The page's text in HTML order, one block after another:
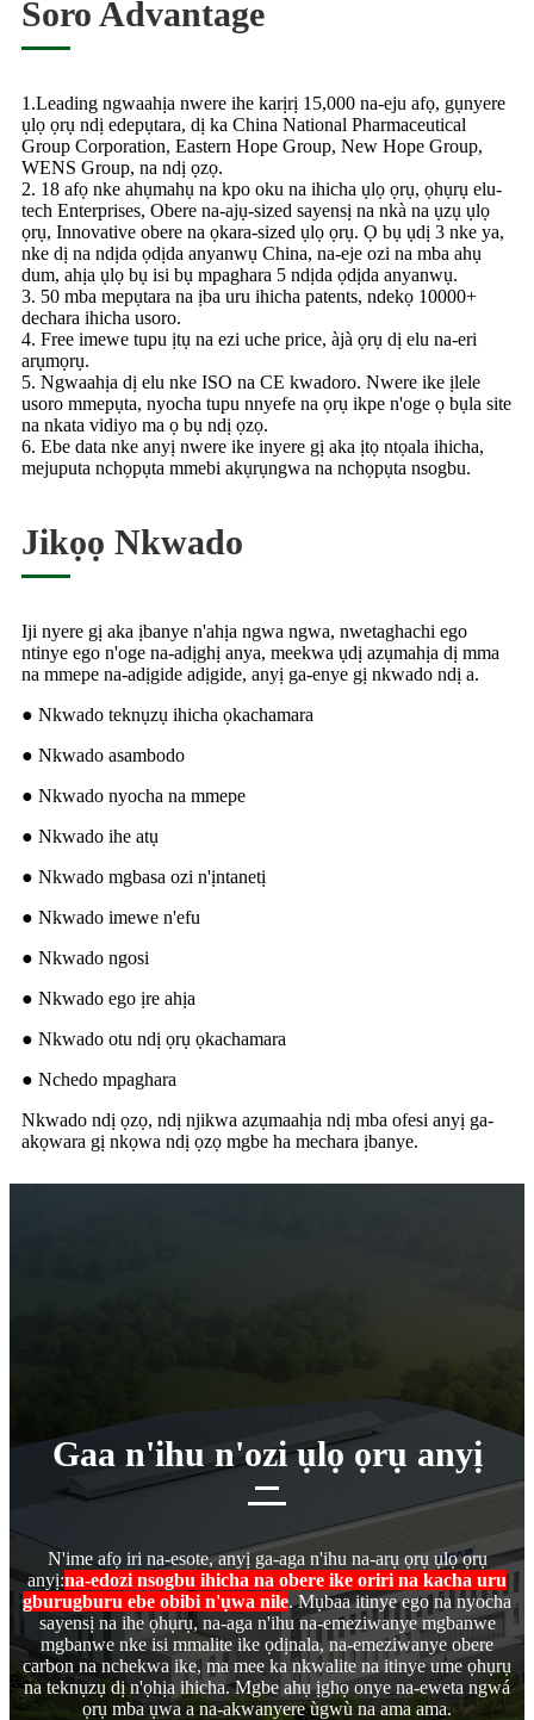
Soro Advantage
1.Leading ngwaahịa nwere ihe karịrị 15,000 na-eju afọ, gụnyere
ụlọ ọrụ ndị edepụtara, dị ka China National Pharmaceutical
Group Corporation, Eastern Hope Group, New Hope Group,
WENS Group, na ndị ọzọ.
2. 18 afọ nke ahụmahụ na kpo oku na ihicha ụlọ ọrụ, ọhụrụ elu-
tech Enterprises, Obere na-ajụ-sized sayensị na nkà na ụzụ ụlọ
ọrụ, Innovative obere na ọkara-sized ụlọ ọrụ. Ọ bụ ụdị 3 nke ya,
nke dị na ndịda ọdịda anyanwụ China, na-eje ozi na mba ahụ
dum, ahịa ụlọ bụ isi bụ mpaghara 5 ndịda ọdịda anyanwụ.
3. 50 mba mepụtara na ịba uru ihicha patents, ndekọ 10000+
dechara ihicha usoro.
4. Free imewe tupu ịtụ na ezi uche price, àjà ọrụ dị elu na-eri
arụmọrụ.
5. Ngwaahịa dị elu nke ISO na CE kwadoro. Nwere ike ịlele
usoro mmepụta, nyocha tupu nnyefe na ọrụ ikpe n'oge ọ bụla site
na nkata vidiyo ma ọ bụ ndị ọzọ.
6. Ebe data nke anyị nwere ike inyere gị aka ịtọ ntọala ihicha,
mejuputa nchọpụta mmebi akụrụngwa na nchọpụta nsogbu.
Jikọọ Nkwado
Iji nyere gị aka ịbanye n'ahịa ngwa ngwa, nwetaghachi ego
ntinye ego n'oge na-adịghị anya, meekwa ụdị azụmahịa dị mma
na mmepe na-adịgide adịgide, anyị ga-enye gị nkwado ndị a.
● Nkwado teknụzụ ihicha ọkachamara
● Nkwado asambodo
● Nkwado nyocha na mmepe
● Nkwado ihe atụ
● Nkwado mgbasa ozi n'ịntanetị
● Nkwado imewe n'efu
● Nkwado ngosi
● Nkwado ego ịre ahịa
● Nkwado otu ndị ọrụ ọkachamara
● Nchedo mpaghara
Nkwado ndị ọzọ, ndị njikwa azụmaahịa ndị mba ofesi anyị ga-
akọwara gị nkọwa ndị ọzọ mgbe ha mechara ịbanye.
Gaa n'ihu n'ozi ụlọ ọrụ anyị
N'ime afọ iri na-esote, anyị ga-aga n'ihu na-arụ ọrụ ụlọ ọrụ
anyị:na-edozi nsogbu ihicha na obere ike oriri na kacha uru
gburugburu ebe obibi n'ụwa nile. Mụbaa itinye ego na nyocha
sayensị na ihe ọhụrụ, na-aga n'ihu na-emeziwanye mgbanwe
mgbanwe nke isi mmalite ike ọdịnala, na-emeziwanye obere
carbon na nchekwa ike, ma mee ka nkwalite na itinye ume ọhụrụ
na teknụzụ dị n'ọhịa ihicha. Mgbe ahụ ịghọ onye na-eweta ngwá
ọrụ mba ụwa a na-akwanyere ùgwù na ama ama.